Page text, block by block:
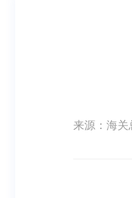
来源：海关